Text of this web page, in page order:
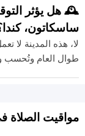
🕰️ هل يؤثر
ساسكاتون،
لا، هذه المدينة لا
طوال العام وتُحسب
مواقيت الصلاة